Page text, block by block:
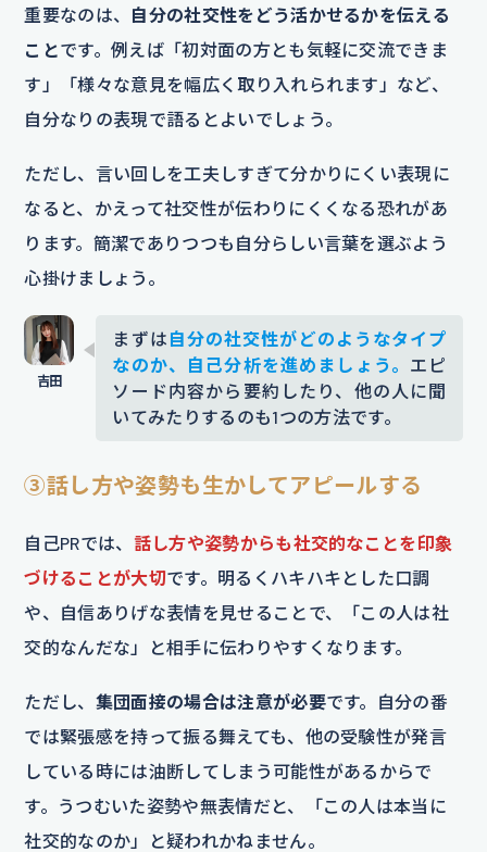
重要なのは、 自分の社交性をどう活かせるかを伝える
ことです。例えば「初対面の方とも気軽に交流できま
す」「様々な意見を幅広く取り入れられます」など、
自分なりの表現で語るとよいでしょう。
ただし、言い回しを工夫しすぎて分かりにくい表現に
なると、かえって社交性が伝わりにくくなる恐れがあ
ります。簡潔でありつつも自分らしい言葉を選ぶよう
心掛けましょう。
まずは 自分の社交性がどのようなタイプ
なのか、自己分析を進めましょう。 エピ
ソード内容から要約したり、他の人に聞
いてみたりするのも1つの方法です。
③話し方や姿勢も生かしてアピールする
自己PRでは、 話し方や姿勢からも社交的なことを印象
づけることが大切です。明るくハキハキとした口調
や、自信ありげな表情を見せることで、「この人は社
交的なんだな」と相手に伝わりやすくなります。
ただし、 集団面接の場合は注意が必要です。自分の番
では緊張感を持って振る舞えても、他の受験性が発言
している時には油断してしまう可能性があるからで
す。うつむいた姿勢や無表情だと、「この人は本当に
社交的なのか」と疑われかねません。